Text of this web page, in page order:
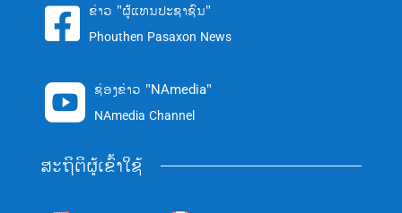
 ຂ່າວ "ຜູ້ແທນປະຊາຊົນ"
Phouthen Pasaxon News
 ຊ່ອງຂ່າວ "NAmedia"
NAmedia Channel
ສະຖິຕິຜູ້ເຂົ້າໃຊ້